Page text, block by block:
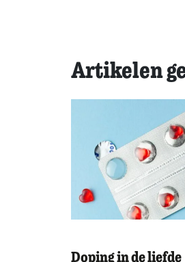
Artikelen
Doping in de liefde